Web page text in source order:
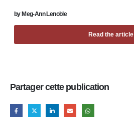
byMeg-Ann Lenoble
Read the article
Partager cette publication